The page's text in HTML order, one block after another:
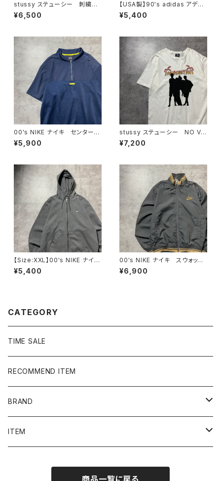
stussy ステューシー 刺繍ワ
ンポイント ストックロゴ イエ
ロー Tシャツ
¥6,500
【USA製】90's adidas アディ
ダス 刺繍ワンポイント ネイ
ビー ヘビーオンス Tシャツ
¥5,400
00's NIKE ナイキ センタース
ウォッシュ 刺繍ロゴ ハーフ
ジップ ネイビー Tシャツ
¥5,900
stussy ステューシー NO VA
CATION INN グラフィック プ
リント ホワイト 白 Tシャツ
¥7,200
【Size:XXL】00's NIKE ナイ
キ スウォッシュ 刺繍ワンポイ
ント グレー フルジップ スウ
¥5,400
00's NIKE ナイキ スウォッシ
ュ 刺繍ワンポイント ラインリ
ブ グレー 薄手 ナイロンジ
¥6,900
CATEGORY
TIME SALE
RECOMMEND ITEM
BRAND
NIKE
ITEM
商品一覧に戻る